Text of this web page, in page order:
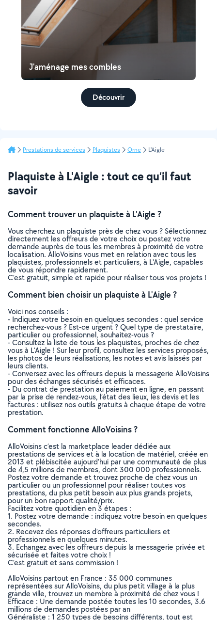
J'aménage mes combles
Découvrir
Prestations de services Plaquistes Orne L'Aigle
Plaquiste à L'Aigle : tout ce qu’il faut
savoir
Comment trouver un plaquiste à L'Aigle ?
Vous cherchez un plaquiste près de chez vous ? Sélectionnez
directement les offreurs de votre choix ou postez votre
demande auprès de tous les membres à proximité de votre
localisation. AlloVoisins vous met en relation avec tous les
plaquistes, professionnels et particuliers, à L'Aigle, capables
de vous répondre rapidement.
C’est gratuit, simple et rapide pour réaliser tous vos projets !
Comment bien choisir un plaquiste à L'Aigle ?
Voici nos conseils :
- Indiquez votre besoin en quelques secondes : quel service
recherchez-vous ? Est-ce urgent ? Quel type de prestataire,
particulier ou professionnel, souhaitez-vous ?
- Consultez la liste de tous les plaquistes, proches de chez
vous à L'Aigle ! Sur leur profil, consultez les services proposés,
les photos de leurs réalisations, les notes et avis laissés par
leurs clients.
- Conversez avec les offreurs depuis la messagerie AlloVoisins
pour des échanges sécurisés et efficaces.
- Du contrat de prestation au paiement en ligne, en passant
par la prise de rendez-vous, l’état des lieux, les devis et les
factures : utilisez nos outils gratuits à chaque étape de votre
prestation.
Comment fonctionne AlloVoisins ?
AlloVoisins c’est la marketplace leader dédiée aux
prestations de services et à la location de matériel, créée en
2013 et plébiscitée aujourd’hui par une communauté de plus
de 4,5 millions de membres, dont 300 000 professionnels.
Postez votre demande et trouvez proche de chez vous un
particulier ou un professionnel pour réaliser toutes vos
prestations, du plus petit besoin aux plus grands projets,
pour un bon rapport qualité/prix.
Facilitez votre quotidien en 3 étapes :
1. Postez votre demande : indiquez votre besoin en quelques
secondes.
2. Recevez des réponses d’offreurs particuliers et
professionnels en quelques minutes.
3. Echangez avec les offreurs depuis la messagerie privée et
sécurisée et faites votre choix !
C’est gratuit et sans commission !
AlloVoisins partout en France : 35 000 communes
représentées sur AlloVoisins, du plus petit village à la plus
grande ville, trouvez un membre à proximité de chez vous !
Efficace : Une demande postée toutes les 10 secondes, 3.6
millions de demandes postées par an
Généraliste : 1 250 types de besoins différents, tout est